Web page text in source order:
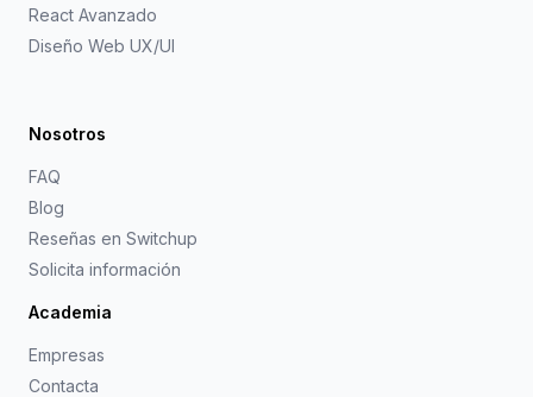
React Avanzado
Diseño Web UX/UI
Nosotros
FAQ
Blog
Reseñas en Switchup
Solicita información
Academia
Empresas
Contacta